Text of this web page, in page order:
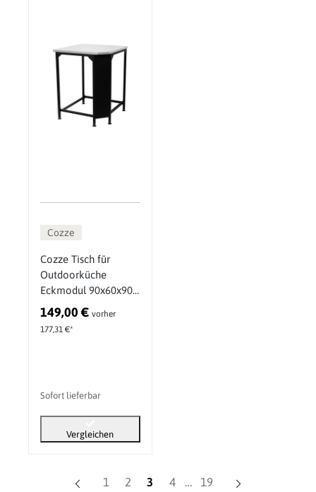
Cozze
Cozze Tisch für
Outdoorküche
Eckmodul 90x60x90
cm, Outdoor
Schrankmodul
149,00 € vorher
177,31 €*
Sofort lieferbar
Vergleichen
Seite
1 Seite
2 Seite
3 Seite
4 … Seite
19